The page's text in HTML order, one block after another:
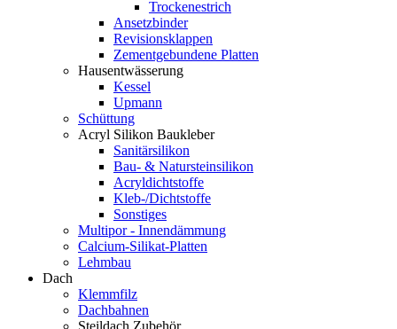
Trockenestrich
Ansetzbinder
Revisionsklappen
Zementgebundene Platten
Hausentwässerung
Kessel
Upmann
Schüttung
Acryl Silikon Baukleber
Sanitärsilikon
Bau- & Natursteinsilikon
Acryldichtstoffe
Kleb-/Dichtstoffe
Sonstiges
Multipor - Innendämmung
Calcium-Silikat-Platten
Lehmbau
Dach
Klemmfilz
Dachbahnen
Steildach Zubehör